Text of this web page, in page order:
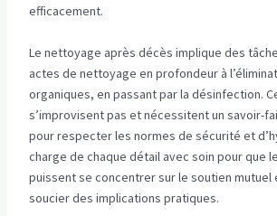
efficacement.
Le nettoyage après décès implique des
actes de nettoyage en profondeur à
organiques, en passant par la désinfection.
s’improvisent pas et nécessitent un savoir-
pour respecter les normes de sécurité et
charge de chaque détail avec soin pour que
puissent se concentrer sur le soutien mutuel
soucier des implications pratiques.